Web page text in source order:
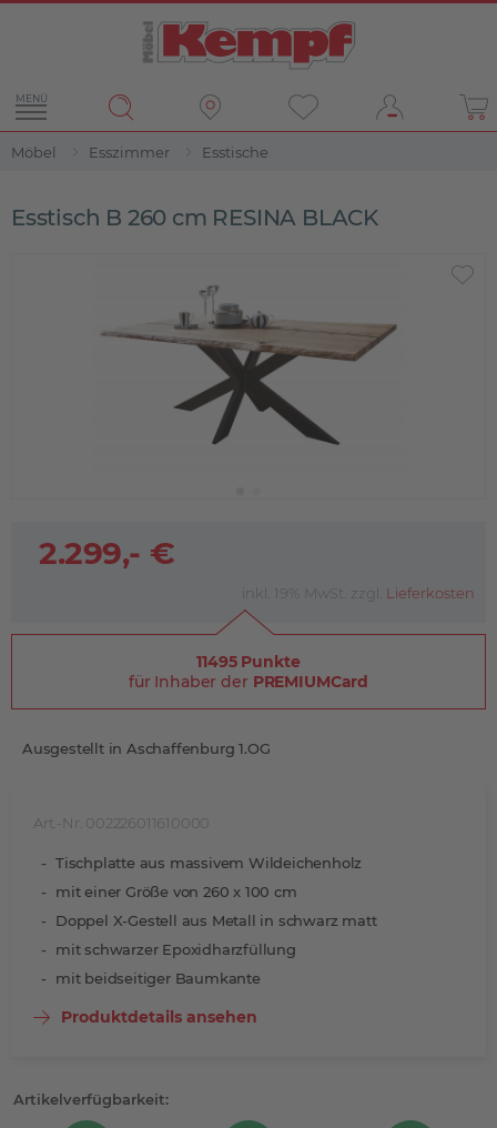
MENÜ
Möbel Esszimmer Esstische
Esstisch B 260 cm RESINA BLACK
Art.-Nr. 002226011610000
Tischplatte aus massivem Wildeichenholz
mit einer Größe von 260 x 100 cm
Doppel X-Gestell aus Metall in schwarz matt
mit schwarzer Epoxidharzfüllung
mit beidseitiger Baumkante
Produktdetails ansehen
Artikelverfügbarkeit:
2.299,- €
inkl. 19% MwSt. zzgl. Lieferkosten
11495 Punkte
für Inhaber der PREMIUMCard
Ausgestellt in Aschaffenburg 1.OG